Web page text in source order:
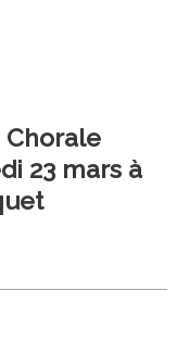
Chorale
23 mars à